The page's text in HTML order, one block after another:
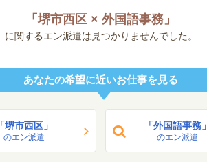
「 堺市西区 × 外国語事務 」
に関するエン派遣は見つかりませんでした。
あなたの希望に近いお仕事を見る
「堺市西区」
のエン派遣
「外国語事務」
のエン派遣